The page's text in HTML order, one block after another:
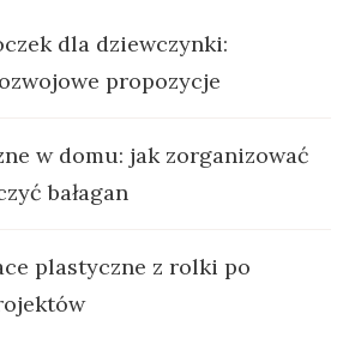
dla dziewczynki:
propozycje
w domu: jak zorganizować
bałagan
plastyczne z rolki po